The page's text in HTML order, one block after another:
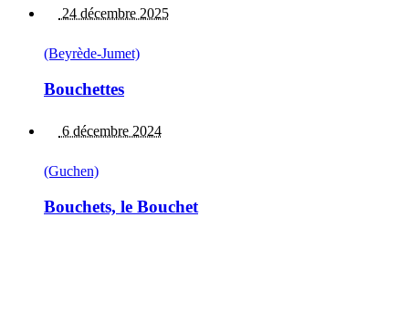
24 décembre 2025
(Beyrède-Jumet)
Bouchettes
6 décembre 2024
(Guchen)
Bouchets, le Bouchet